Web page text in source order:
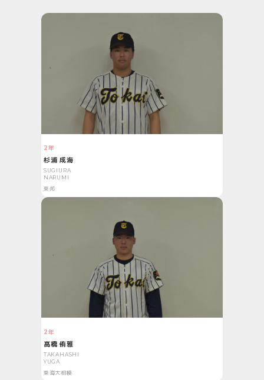
2年
杉浦 成海
SUGIURA
NARUMI
東邦
2年
髙橋 侑雅
TAKAHASHI
YUGA
東海大相模